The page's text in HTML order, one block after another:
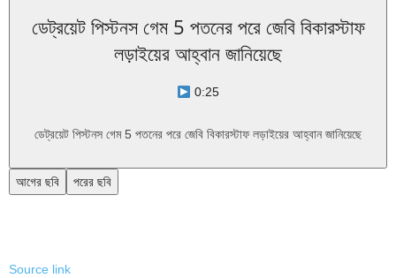
ডেট্রয়েট পিস্টনস গেম 5 পতনের পরে জেবি বিকারস্টাফ
লড়াইয়ের আহ্বান জানিয়েছে
0:25
ডেট্রয়েট পিস্টনস গেম 5 পতনের পরে জেবি বিকারস্টাফ লড়াইয়ের আহ্বান জানিয়েছে
আগের ছবি পরের ছবি
Source link